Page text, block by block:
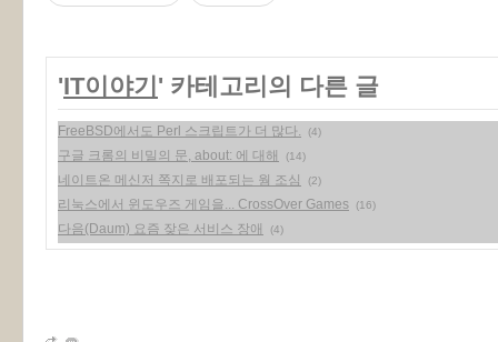
'IT이야기 ' 카테고리의 다른 글
FreeBSD에서도 Perl 스크립트가 더 많다. (4)
구글 크롬의 비밀의 문, about: 에 대해 (14)
네이트온 메신저 쪽지로 배포되는 웜 조심 (2)
리눅스에서 윈도우즈 게임을... CrossOver Games (16)
다음(Daum) 요즘 잦은 서비스 장애 (4)